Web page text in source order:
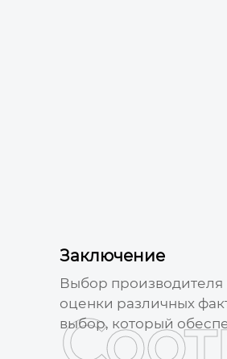
Заключение
Выбор
оценки различных
выбор, который